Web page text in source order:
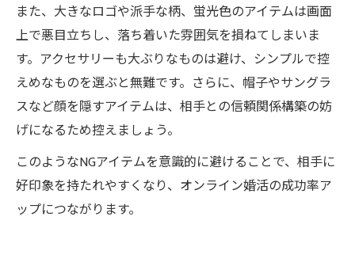
また、大きなロゴや派手な柄、蛍光色のアイテムは画面
上で悪目立ちし、落ち着いた雰囲気を損ねてしまいま
す。アクセサリーも大ぶりなものは避け、シンプルで控
えめなものを選ぶと無難です。さらに、帽子やサングラ
スなど顔を隠すアイテムは、相手との信頼関係構築の妨
げになるため控えましょう。
このようなNGアイテムを意識的に避けることで、相手に
好印象を持たれやすくなり、オンライン婚活の成功率ア
ップにつながります。